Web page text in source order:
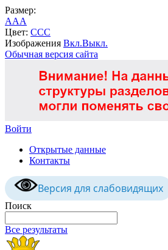
Размер:
AAA
Цвет: CCC
Изображения Вкл.Выкл.
Обычная версия сайта
Войти
Открытые данные
Контакты
Версия для слабовидящих
Поиск
Все результаты